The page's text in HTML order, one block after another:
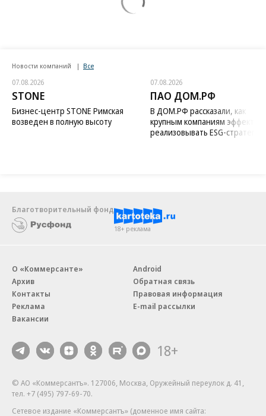
Новости компаний Все
07.08.2026
STONE
Бизнес-центр STONE Римская
возведен в полную высоту
07.08.2026
ПАО ДОМ.РФ
В ДОМ.РФ рассказали, как
крупным компаниям
реализовывать ESG-стратегию
Благотворительный фонд
18+ реклама
О «Коммерсанте»
Архив
Контакты
Реклама
Вакансии
Android
Обратная связь
Правовая информация
E-mail рассылки
18+
© АО «Коммерсантъ». 127006, Москва, Оружейный переулок д. 41,
тел. +7 (495) 797-69-70.
Сетевое издание «Коммерсантъ» (доменное имя сайта: